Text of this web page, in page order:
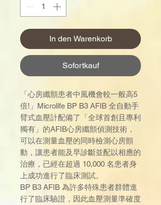
In den Warenkorb
Sofortkauf
「心房纖顫患者中風機會較一般高5
倍!」Microlife BP B3 AFIB 全自動手
臂式血壓計配備了「全球首創且專利
獨有」的AFIB心房纖顫偵測技術，
可以在測量血壓的同時檢測心房顫
動，讓患者能及早診斷並配以相應的
治療，已經在超過 10,000 名患者身
上成功進行了臨床測試。
BP B3 AFIB 為許多特殊患者群體進
行了臨床驗證，因此血壓測量準確度